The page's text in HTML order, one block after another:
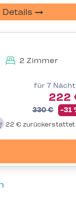
Details
2 Zimmer
für 7
222
330 € -31
22 € zurückerstattet